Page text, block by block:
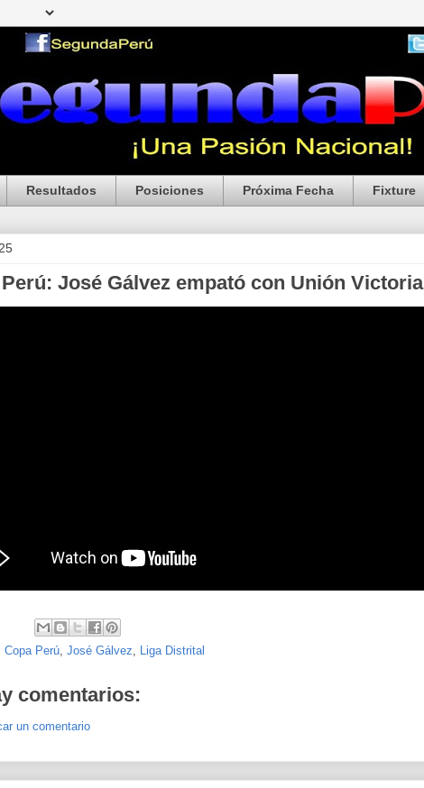
Resultados Posiciones Próxima Fecha Fixture
José Gálvez empató con Unión Victoria
Copa Perú José Gálvez Liga Distrital
comentarios:
un comentario